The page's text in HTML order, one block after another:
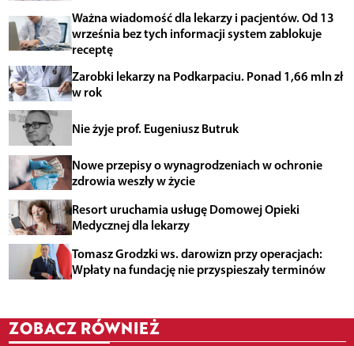
Ważna wiadomość dla lekarzy i pacjentów. Od 13
września bez tych informacji system zablokuje
receptę
Zarobki lekarzy na Podkarpaciu. Ponad 1,66 mln zł
w rok
Nie żyje prof. Eugeniusz Butruk
Nowe przepisy o wynagrodzeniach w ochronie
zdrowia weszły w życie
Resort uruchamia usługę Domowej Opieki
Medycznej dla lekarzy
Tomasz Grodzki ws. darowizn przy operacjach:
Wpłaty na fundację nie przyspieszały terminów
ZOBACZ RÓWNIEŻ